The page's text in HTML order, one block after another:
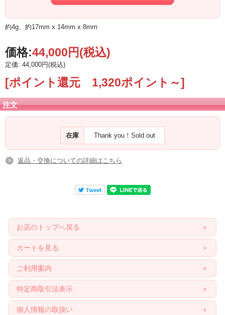
アースラブミネラルズの証明書を添えてお届けします。
ご紹介しておりますのでご覧ください。
◎磨き職人塩原さんの紹介記事は こちら☆
約4g、約17mm x 14mm x 8mm
価格:44,000円(税込)
定価: 44,000円(税込)
[ポイント還元 1,320ポイント～]
注文
在庫 Thank you！Sold out
返品・交換についての詳細はこちら
お店のトップへ戻る
カートを見る
ご利用案内
特定商取引法表示
個人情報の取扱い